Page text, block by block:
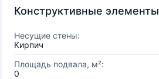
Конструктивные элементы
Несущие стены:
Кирпич
Площадь подвала, м²:
0